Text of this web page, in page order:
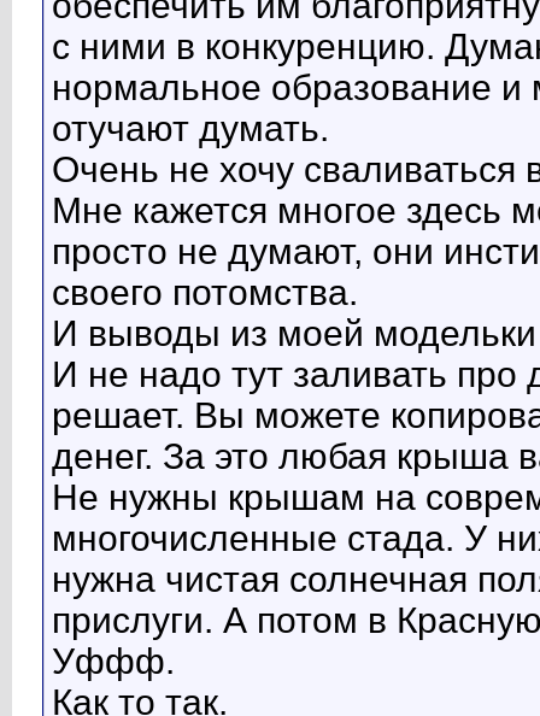
с ними в конкуренцию.
нормальное образование
отучают думать.
Очень не хочу сваливаться
Мне кажется многое здесь
просто не думают, они
своего потомства.
И выводы из моей
И не надо тут заливать
решает. Вы можете
денег. За это любая крыша
Не нужны крышам на
многочисленные стада. У
нужна чистая солнечная
прислуги. А потом в Красную
Уффф.
Как то так.